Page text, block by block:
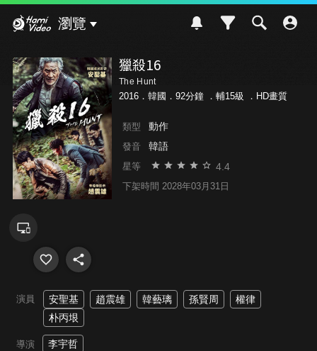
瀏覽
獵殺16
The Hunt
2016．韓國．92分鐘 ． 輔15級 ．HD畫質
類型 動作
發音 韓語
星等 4.4
下架時間 2028年03月31日
演員 安聖基 趙震雄 韓藝璃 孫賢周
權律
朴丙垠
導演 李宇哲